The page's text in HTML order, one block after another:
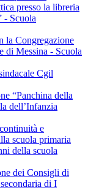
presso la libreria
- Scuola
la Congregazione
di Messina - Scuola
Cgil
“Panchina della
dell’Infanzia
e
scuola primaria
della scuola
dei Consigli di
di I